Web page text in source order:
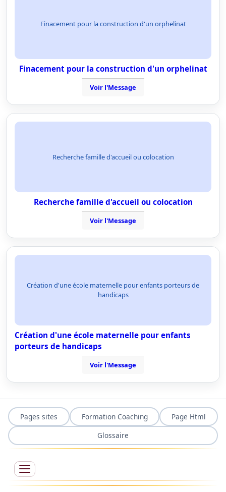
Finacement pour la construction d'un orphelinat
Finacement pour la construction d'un orphelinat
Voir l'Message
Recherche famille d'accueil ou colocation
Recherche famille d'accueil ou colocation
Voir l'Message
Création d'une école maternelle pour enfants porteurs de
handicaps
Création d'une école maternelle pour enfants
porteurs de handicaps
Voir l'Message
Pages sites Formation Coaching
Page Html
Glossaire